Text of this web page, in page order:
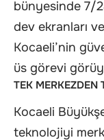
bünyesinde 7/
dev ekranları
Kocaeli’nin
üs görevi
TEK MERKEZDEN
Kocaeli
teknolojiyi